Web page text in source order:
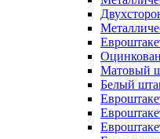
Матовый
Белый